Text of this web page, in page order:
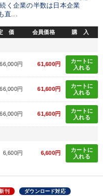
マーケティング
銀行交渉
refresh 更新する
材（全762タイトル）からお探
く企業の半数は日本企業
直...
価 会員価格 購 入
66,000円 61,600円
カートに
入れる
66,000円 61,600円
カートに
入れる
66,000円 61,600円
カートに
入れる
6,600円 6,600円
カートに
入れる
刊 ダウンロード対応